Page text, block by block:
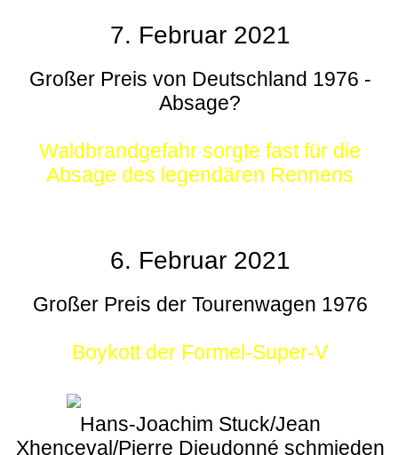
7. Februar 2021
Großer Preis von Deutschland 1976 -
Absage?
Waldbrandgefahr sorgte fast für die
Absage des legendären Rennens
6. Februar 2021
Großer Preis der Tourenwagen 1976
Boykott der Formel-Super-V
Hans-Joachim Stuck/Jean
Xhenceval/Pierre Dieudonné schmieden